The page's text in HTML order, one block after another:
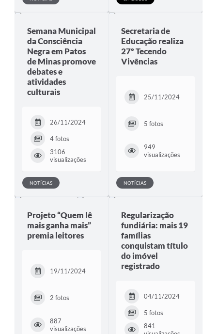
Semana Municipal
da Consciência
Negra em Patos
de Minas promove
debates e
atividades
culturais
26/11/2024
4 fotos
3106
visualizações
NOTÍCIAS
Secretaria de
Educação realiza
27º Tecendo
Vivências
25/11/2024
5 fotos
949
visualizações
NOTÍCIAS
Projeto “Quem lê
mais ganha mais”
premia leitores
19/11/2024
2 fotos
887
visualizações
Regularização
fundiária: mais 19
famílias
conquistam título
do imóvel
registrado
04/11/2024
5 fotos
841